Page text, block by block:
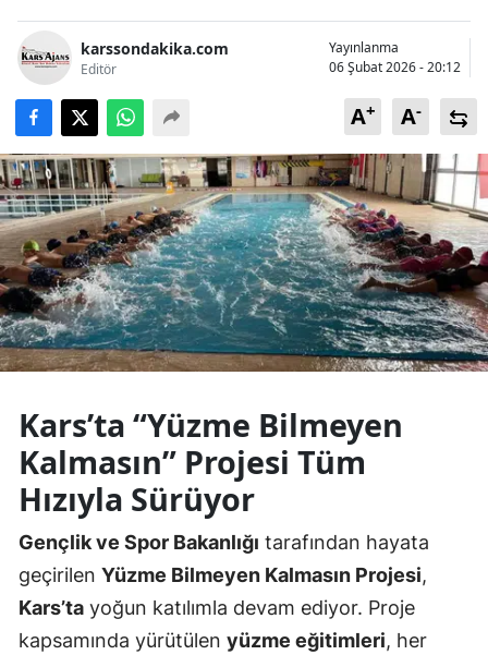
Burdur
Bursa
Çanakkale
Çankırı
Çorum
Denizli
Diyarbakır
Edirne
Elazığ
Erzincan
Erzurum
Gaziantep
Giresun
Gümüşhane
karssondakika.com
Editör
Yayınlanma
06 Şubat 2026 - 20:12
A+ A-
Kars’ta “Yüzme Bilmeyen
Kalmasın” Projesi Tüm
Hızıyla Sürüyor
Gençlik ve Spor Bakanlığı tarafından hayata
geçirilen Yüzme Bilmeyen Kalmasın Projesi,
Kars’ta yoğun katılımla devam ediyor. Proje
kapsamında yürütülen yüzme eğitimleri, her